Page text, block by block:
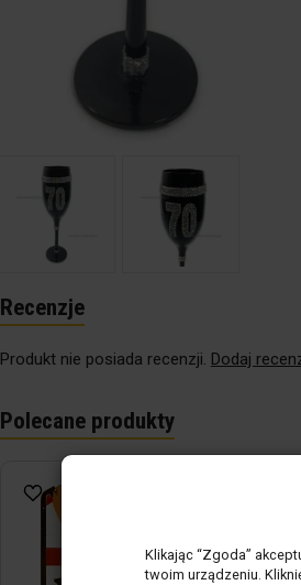
Recenzje
Produkt nie posiada recenzji. Dodaj
Polecane produkty
Klikając “Zgoda”
twoim urządzeniu.